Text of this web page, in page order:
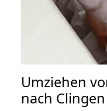
Umziehen
nach Clingen